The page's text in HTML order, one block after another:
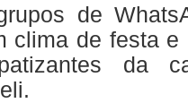
de
clima de festa e
da